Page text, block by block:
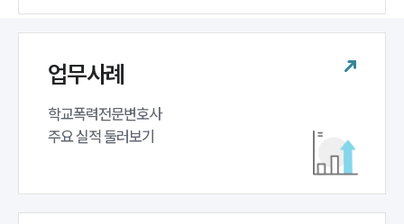
업무사례
학교폭력전문변호사
주요 실적 둘러보기